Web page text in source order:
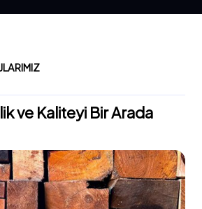
ve Kaliteyi Bir Arada